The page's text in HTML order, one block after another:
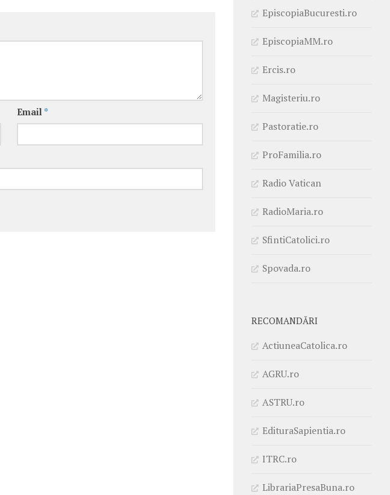
Email *
EpiscopiaBucuresti.ro
EpiscopiaMM.ro
Ercis.ro
Magisteriu.ro
Pastoratie.ro
ProFamilia.ro
Radio Vatican
RadioMaria.ro
SfintiCatolici.ro
Spovada.ro
RECOMANDĂRI
ActiuneaCatolica.ro
AGRU.ro
ASTRU.ro
EdituraSapientia.ro
ITRC.ro
LibrariaPresaBuna.ro